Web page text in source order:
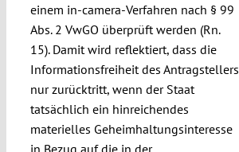
einem in-camera-Verfahren nach § 99
Abs. 2 VwGO überprüft werden (Rn.
15). Damit wird reflektiert, dass die
Informationsfreiheit des Antragstellers
nur zurücktritt, wenn der Staat
tatsächlich ein hinreichendes
materielles Geheimhaltungsinteresse
in Bezug auf die in der